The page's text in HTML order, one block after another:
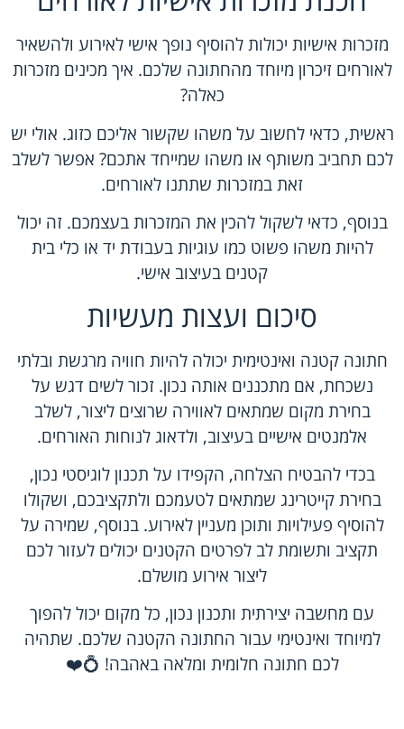
מזכרות אישיות יכולות להוסיף נופך אישי לאירוע ולהשאיר
לאורחים זיכרון מיוחד מהחתונה שלכם. איך מכינים מזכרות
כאלה?
ראשית, כדאי לחשוב על משהו שקשור אליכם כזוג. אולי יש
לכם תחביב משותף או משהו שמייחד אתכם? אפשר לשלב
זאת במזכרות שתתנו לאורחים.
בנוסף, כדאי לשקול להכין את המזכרות בעצמכם. זה יכול
להיות משהו פשוט כמו עוגיות בעבודת יד או כלי בית
קטנים בעיצוב אישי.
סיכום ועצות מעשיות
חתונה קטנה ואינטימית יכולה להיות חוויה מרגשת ובלתי
נשכחת, אם מתכננים אותה נכון. זכור לשים דגש על
בחירת מקום שמתאים לאווירה שרוצים ליצור, לשלב
אלמנטים אישיים בעיצוב, ולדאוג לנוחות האורחים.
בכדי להבטיח הצלחה, הקפידו על תכנון לוגיסטי נכון,
בחירת קייטרינג שמתאים לטעמכם ולתקציבכם, ושקולו
להוסיף פעילויות ותוכן מעניין לאירוע. בנוסף, שמירה על
תקציב ותשומת לב לפרטים הקטנים יכולים לעזור לכם
ליצור אירוע מושלם.
עם מחשבה יצירתית ותכנון נכון, כל מקום יכול להפוך
למיוחד ואינטימי עבור החתונה הקטנה שלכם. שתהיה
לכם חתונה חלומית ומלאה באהבה! 💍❤️